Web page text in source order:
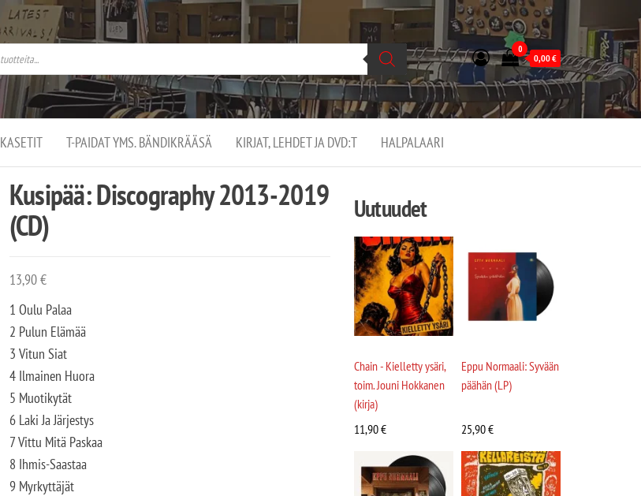
0
0,00€
KASETIT T-PAIDAT YMS. BÄNDIKRÄÄSÄ KIRJAT, LEHDET JA DVD:T HALPALAARI
Kusipää: Discography 2013-2019
(CD)
13,90€
1 Oulu Palaa
2 Pulun Elämää
3 Vitun Siat
4 Ilmainen Huora
5 Muotikytät
6 Laki Ja Järjestys
7 Vittu Mitä Paskaa
8 Ihmis-Saastaa
9 Myrkyttäjät
Uutuudet
Chain - Kielletty ysäri,
toim. Jouni Hokkanen
(kirja)
11,90€
Eppu Normaali: Syvään
päähän (LP)
25,90€